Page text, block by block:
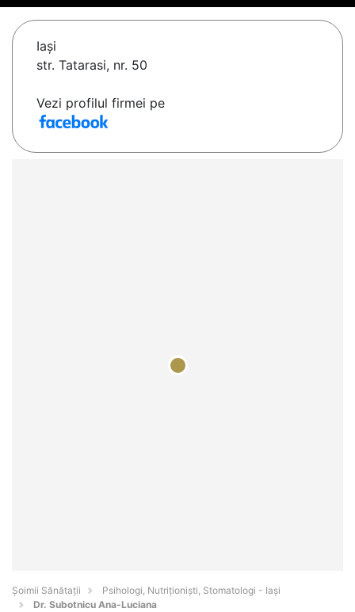
Iaşi
str. Tatarasi, nr. 50
Vezi profilul firmei pe
Şoimii Sănătații
Psihologi, Nutriționiști, Stomatologi - Iaşi
Dr. Subotnicu Ana-Luciana